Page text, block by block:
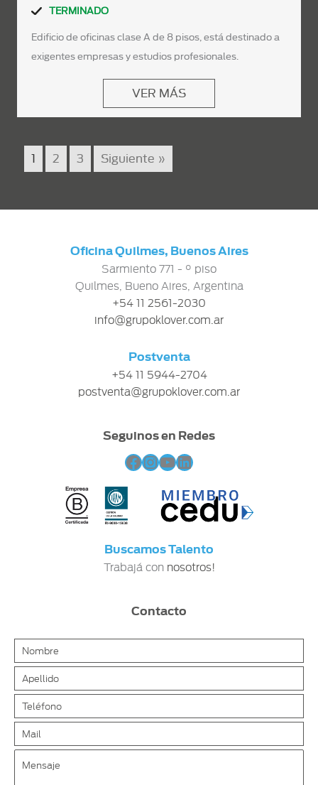
TERMINADO
Edificio de oficinas clase A de 8 pisos, está destinado a
exigentes empresas y estudios profesionales.
VER MÁS
1 2 3 Siguiente »
Oficina Quilmes, Buenos Aires
Sarmiento 771 - ° piso
Quilmes, Bueno Aires, Argentina
+54 11 2561-2030
info@grupoklover.com.ar
Postventa
+54 11 5944-2704
postventa@grupoklover.com.ar
Seguinos en Redes
Facebook
Instagram
YouTube
LinkedIn
Buscamos Talento
Trabajá con nosotros!
Contacto